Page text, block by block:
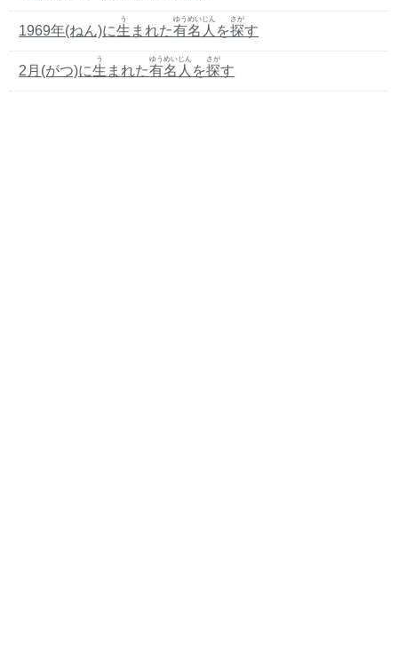
1969年(ねん)に生
う
まれた有名人
ゆうめいじん
を探
さが
す
2月(がつ)に生
う
まれた有名人
ゆうめいじん
を探
さが
す